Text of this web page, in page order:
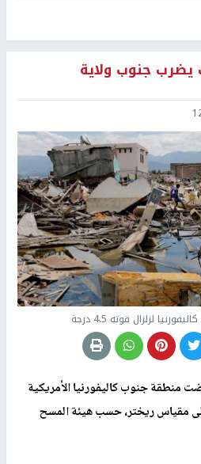
4.5 درجات يضرب جنوب ولاية
لزلزال قوته 4.5 درجة
منطقة جنوب كاليفورنيا الأمريكية
قوته 4.5 درجة على مقياس ريختر، حسب هيئة المسح